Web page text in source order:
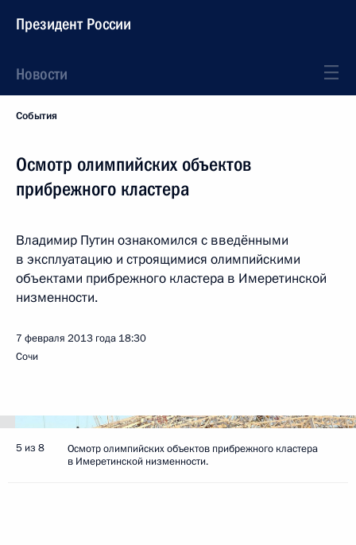
Президент России
Новости
События
Осмотр олимпийских объектов
прибрежного кластера
Владимир Путин ознакомился с введёнными
в эксплуатацию и строящимися олимпийскими
объектами прибрежного кластера в Имеретинской
низменности.
7 февраля 2013 года 18:30
Сочи
5 из 8
Осмотр олимпийских объектов прибрежного кластера
в Имеретинской низменности.